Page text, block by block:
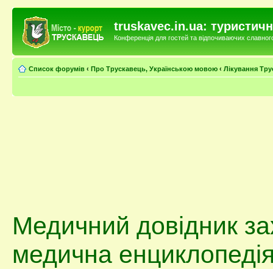
truskavec.in.ua:
Конференція для гостей та відпочиваючих
Список форумів ‹ Про Трускавець, Українською мовою ‹ Лікування
Медичний довідник
медична